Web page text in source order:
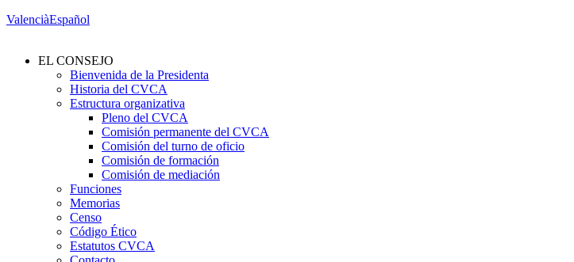
ValenciàEspañol
EL CONSEJO
Bienvenida de la Presidenta
Historia del CVCA
Estructura organizativa
Pleno del CVCA
Comisión permanente del CVCA
Comisión del turno de oficio
Comisión de formación
Comisión de mediación
Funciones
Memorias
Censo
Código Ético
Estatutos CVCA